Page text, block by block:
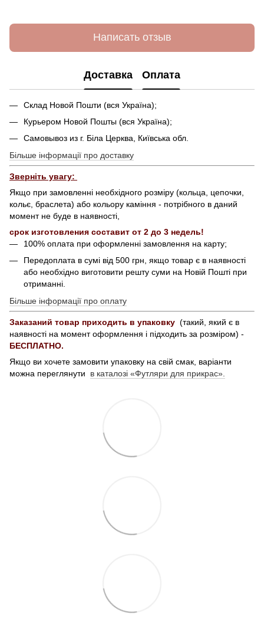
Написать отзыв
Доставка Оплата
Склад Новой Пошти (вся Україна);
Курьером Новой Пошты (вся Україна);
Самовывоз из г. Біла Церква, Київська обл.
Більше інформації про доставку
Зверніть увагу:
Якщо при замовленні необхідного розміру (кольца, цепочки,
кольє, браслета) або кольору каміння - потрібного в даний
момент не буде в наявності,
срок изготовления составит от 2 до 3 недель!
100% оплата при оформленні замовлення на карту;
Передоплата в сумі від 500 грн, якщо товар є в наявності
або необхідно виготовити решту суми на Новій Пошті при
отриманні.
Більше інформації про оплату
Заказаний товар приходить в упаковку (такий, який є в
наявності на момент оформлення і підходить за розміром) -
БЕСПЛАТНО.
Якщо ви хочете замовити упаковку на свій смак, варіанти
можна переглянути в каталозі «Футляри для прикрас».